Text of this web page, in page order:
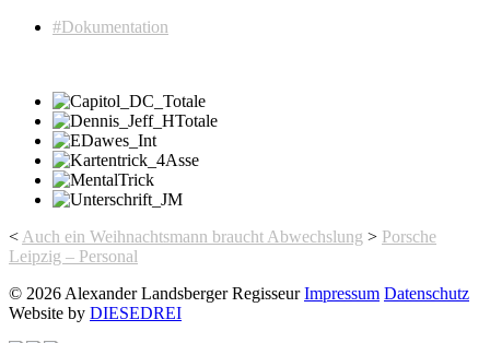
#Dokumentation
< Auch ein Weihnachtsmann braucht Abwechslung > Porsche
Leipzig – Personal
© 2026 Alexander Landsberger Regisseur Impressum Datenschutz
Website by DIESEDREI